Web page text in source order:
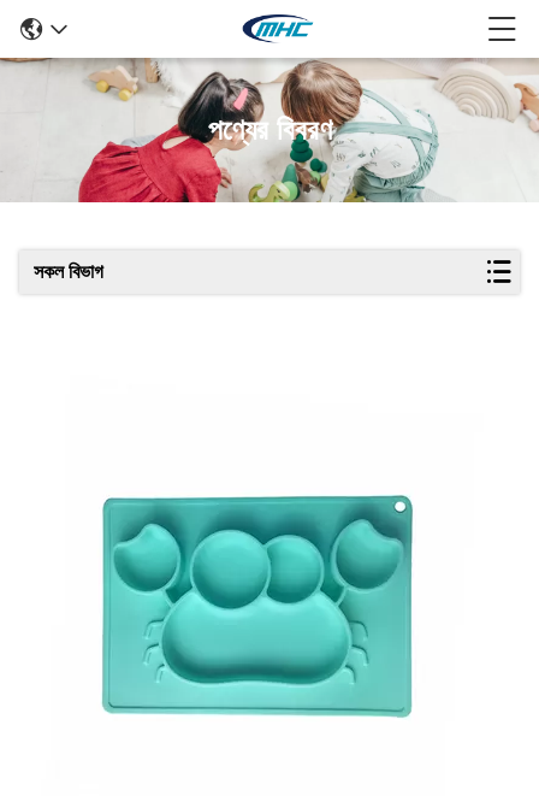
পণ্যের বিবরণ
সকল বিভাগ